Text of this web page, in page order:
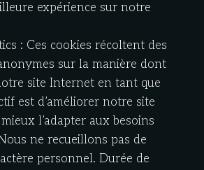
expérience sur notre
: Ces cookies récoltent des
sur la manière dont
site Internet en tant que
est d’améliorer notre site
l’adapter aux besoins
ne recueillons pas de
personnel. Durée de